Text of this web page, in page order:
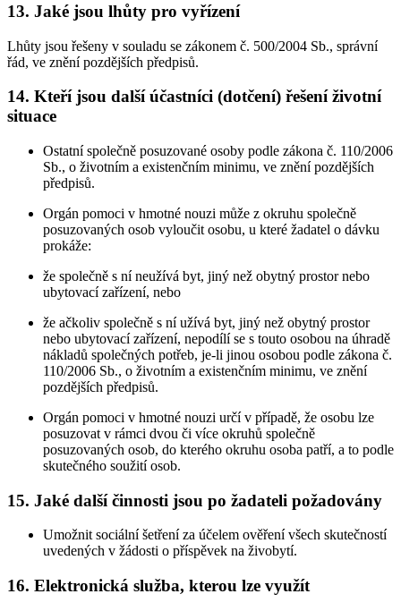
13. Jaké jsou lhůty pro vyřízení
Lhůty jsou řešeny v souladu se zákonem č. 500/2004 Sb., správní
řád, ve znění pozdějších předpisů.
14. Kteří jsou další účastníci (dotčení) řešení životní
situace
Ostatní společně posuzované osoby podle zákona č. 110/2006
Sb., o životním a existenčním minimu, ve znění pozdějších
předpisů.
Orgán pomoci v hmotné nouzi může z okruhu společně
posuzovaných osob vyloučit osobu, u které žadatel o dávku
prokáže:
že společně s ní neužívá byt, jiný než obytný prostor nebo
ubytovací zařízení, nebo
že ačkoliv společně s ní užívá byt, jiný než obytný prostor
nebo ubytovací zařízení, nepodílí se s touto osobou na úhradě
nákladů společných potřeb, je-li jinou osobou podle zákona č.
110/2006 Sb., o životním a existenčním minimu, ve znění
pozdějších předpisů.
Orgán pomoci v hmotné nouzi určí v případě, že osobu lze
posuzovat v rámci dvou či více okruhů společně
posuzovaných osob, do kterého okruhu osoba patří, a to podle
skutečného soužití osob.
15. Jaké další činnosti jsou po žadateli požadovány
Umožnit sociální šetření za účelem ověření všech skutečností
uvedených v žádosti o příspěvek na živobytí.
16. Elektronická služba, kterou lze využít